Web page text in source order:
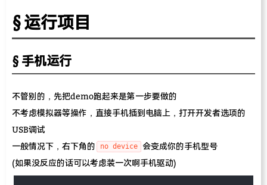
运行项目
手机运行
不管别的，先把demo跑起来是第一步要做的
不考虑模拟器等操作，直接手机插到电脑上，打开开发者选项的
USB调试
一般情况下，右下角的
no device
会变成你的手机型号
(如果没反应的话可以考虑装一次啊手机驱动)